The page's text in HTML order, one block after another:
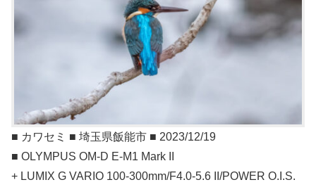
■ カワセミ ■ 埼玉県飯能市 ■ 2023/12/19
■ OLYMPUS OM-D E-M1 Mark II
+ LUMIX G VARIO 100-300mm/F4.0-5.6 II/POWER O.I.S.